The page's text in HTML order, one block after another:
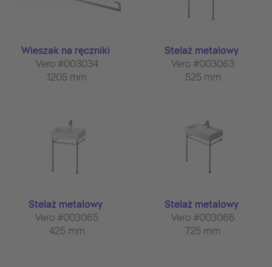
Wieszak na ręczniki
Vero #003034
1205 mm
Stelaż metalowy
Vero #003063
525 mm
Stelaż metalowy
Vero #003065
425 mm
Stelaż metalowy
Vero #003066
725 mm